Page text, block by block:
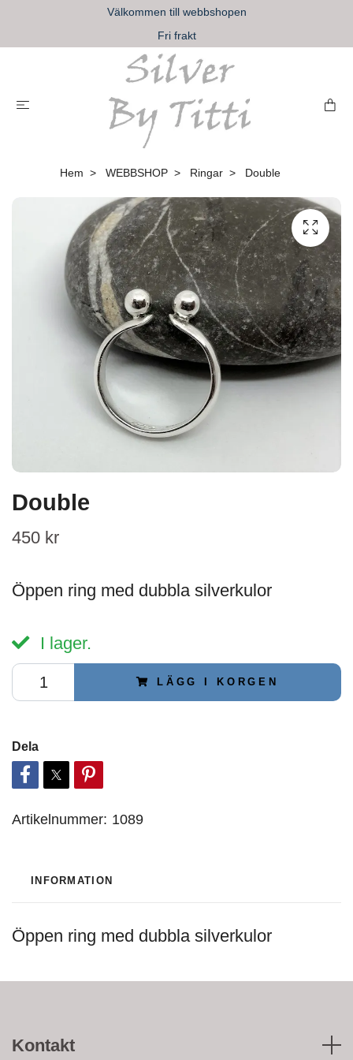
Välkommen till webbshopen
Fri frakt
Hem WEBBSHOP Ringar Double
Double
450 kr
Öppen ring med dubbla silverkulor
I lager.
LÄGG I KORGEN
Dela
Artikelnummer: 1089
INFORMATION
Öppen ring med dubbla silverkulor
Kontakt